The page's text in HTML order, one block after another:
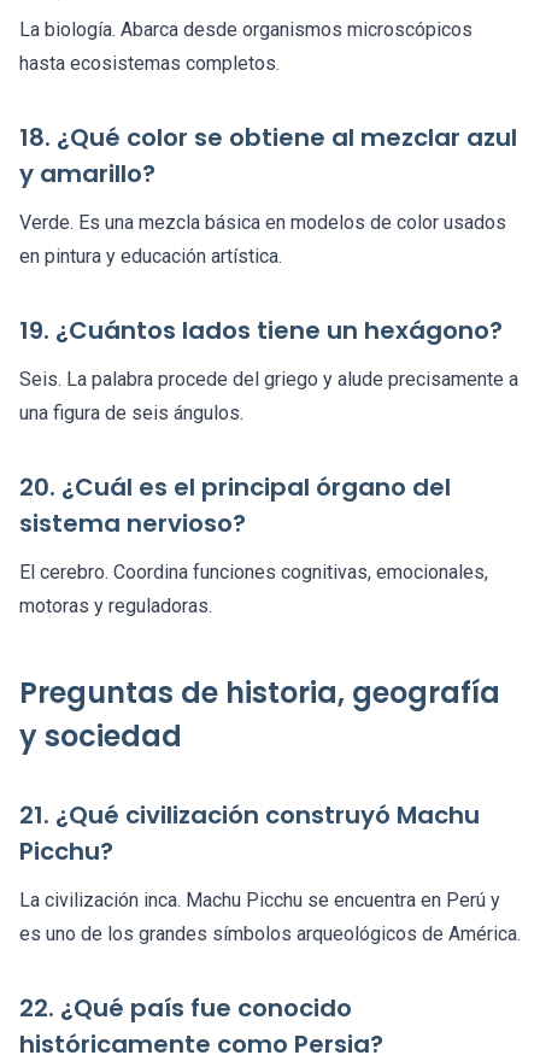
La biología. Abarca desde organismos microscópicos
hasta ecosistemas completos.
18. ¿Qué color se obtiene al mezclar azul
y amarillo?
Verde. Es una mezcla básica en modelos de color usados
en pintura y educación artística.
19. ¿Cuántos lados tiene un hexágono?
Seis. La palabra procede del griego y alude precisamente a
una figura de seis ángulos.
20. ¿Cuál es el principal órgano del
sistema nervioso?
El cerebro. Coordina funciones cognitivas, emocionales,
motoras y reguladoras.
Preguntas de historia, geografía
y sociedad
21. ¿Qué civilización construyó Machu
Picchu?
La civilización inca. Machu Picchu se encuentra en Perú y
es uno de los grandes símbolos arqueológicos de América.
22. ¿Qué país fue conocido
históricamente como Persia?